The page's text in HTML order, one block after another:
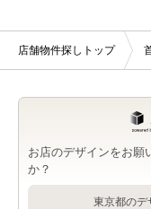
店舗物件探しトップ
お店のデザインをお願
か？
東京都のデ